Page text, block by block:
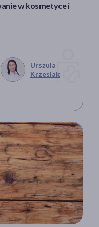
w kosmetyce i
Urszula
Krzesiak